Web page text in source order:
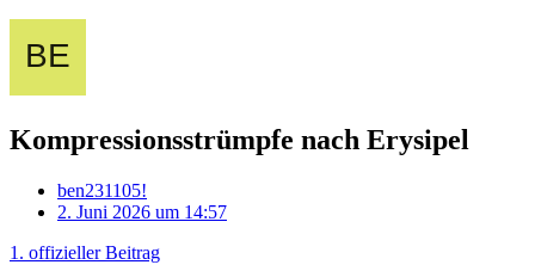
Kompressionsstrümpfe nach Erysipel
ben231105!
2. Juni 2026 um 14:57
1. offizieller Beitrag